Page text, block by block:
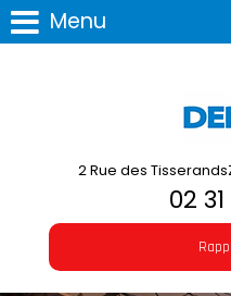
Menu
2 Rue des
02